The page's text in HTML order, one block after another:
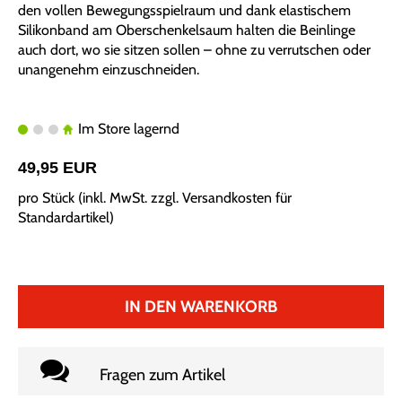
den vollen Bewegungsspielraum und dank elastischem
Silikonband am Oberschenkelsaum halten die Beinlinge
auch dort, wo sie sitzen sollen – ohne zu verrutschen oder
unangenehm einzuschneiden.
Im Store lagernd
49,95 EUR
pro Stück (inkl. MwSt. zzgl. Versandkosten für
Standardartikel)
IN DEN WARENKORB
Fragen zum Artikel